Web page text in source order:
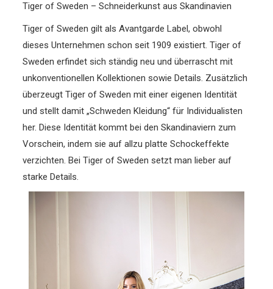
Tiger of Sweden – Schneiderkunst aus Skandinavien
Tiger of Sweden gilt als Avantgarde Label, obwohl
dieses Unternehmen schon seit 1909 existiert. Tiger of
Sweden erfindet sich ständig neu und überrascht mit
unkonventionellen Kollektionen sowie Details. Zusätzlich
überzeugt Tiger of Sweden mit einer eigenen Identität
und stellt damit „Schweden Kleidung“ für Individualisten
her. Diese Identität kommt bei den Skandinaviern zum
Vorschein, indem sie auf allzu platte Schockeffekte
verzichten. Bei Tiger of Sweden setzt man lieber auf
starke Details.